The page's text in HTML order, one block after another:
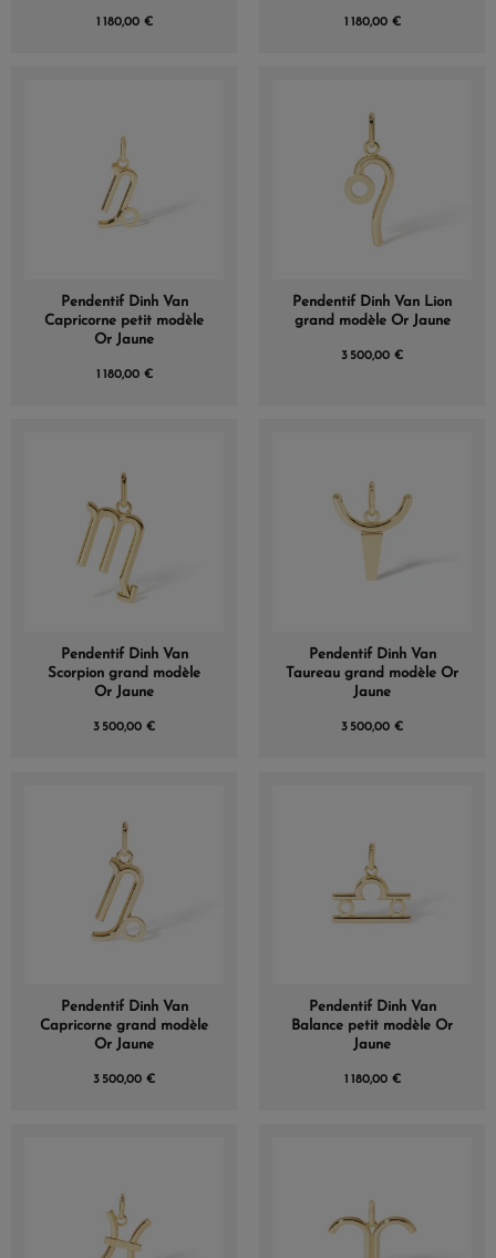
1 180,00 € 1 180,00 €
Pendentif Dinh Van
Capricorne petit modèle
Or Jaune
1 180,00 €
Pendentif Dinh Van Lion
grand modèle Or Jaune
3 500,00 €
Pendentif Dinh Van
Scorpion grand modèle
Or Jaune
3 500,00 €
Pendentif Dinh Van
Taureau grand modèle Or
Jaune
3 500,00 €
Pendentif Dinh Van
Capricorne grand modèle
Or Jaune
3 500,00 €
Pendentif Dinh Van
Balance petit modèle Or
Jaune
1 180,00 €